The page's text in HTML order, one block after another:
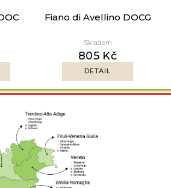
Fiano di Avellino DOCG
Skladem
805 Kč
DETAIL